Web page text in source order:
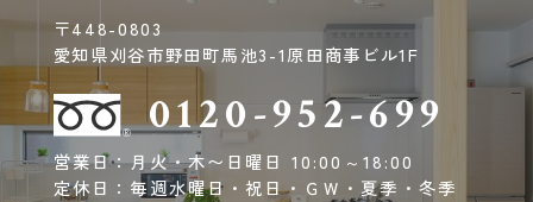
〒448-0803
愛知県刈谷市野田町馬池3-1原田商事ビル1F
0120-952-699
営業日：月火・木〜日曜日 10:00～18:00
定休日：毎週水曜日・祝日・ＧＷ・夏季・冬季